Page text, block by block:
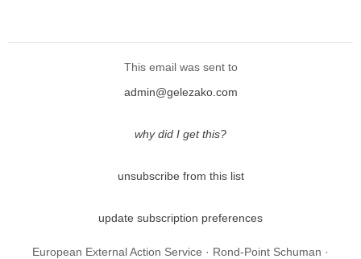
This email was sent to
admin@gelezako.com
why did I get this?
unsubscribe from this list
update subscription preferences
European External Action Service · Rond-Point Schuman ·